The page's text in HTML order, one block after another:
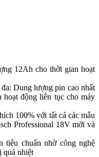
12Ah cho thời gian hoạt
Dung lượng pin cao nhất
động liên tục cho máy
100% với tất cả các mẫu
Professional 18V mới và
tiêu chuẩn nhờ công nghệ
nhiệt